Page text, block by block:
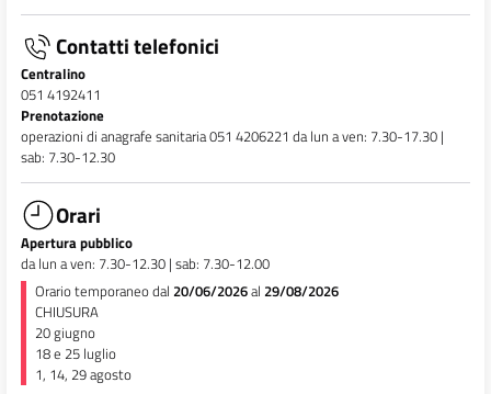
Contatti telefonici
Centralino
051 4192411
Prenotazione
operazioni di anagrafe sanitaria 051 4206221 da lun a ven: 7.30-17.30 |
sab: 7.30-12.30
Orari
Apertura pubblico
da lun a ven: 7.30-12.30 | sab: 7.30-12.00
Orario temporaneo dal 20/06/2026al 29/08/2026
CHIUSURA
20 giugno
18 e 25 luglio
1, 14, 29 agosto